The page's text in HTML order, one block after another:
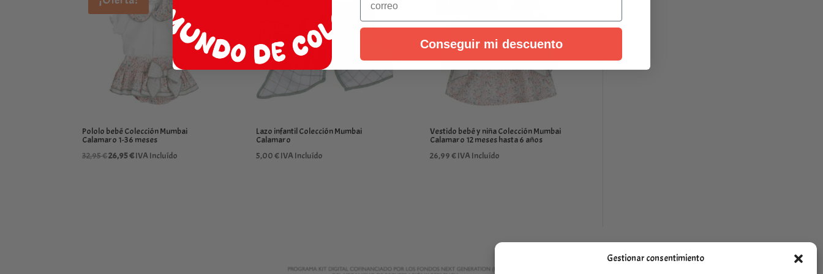
Gestionar consentimiento
Pololo bebé Colección Mumbai
Calamaro 1-36 meses
32,95€El
26,95€ElIVA Incluído
Lazo infantil Colección Mumbai
Calamaro
5,00€IVA Incluído
Vestido bebé y niña Colección Mumbai
Calamaro 12 meses hasta 6 años
26,99€ IVA Incluído
Conseguir mi descuento